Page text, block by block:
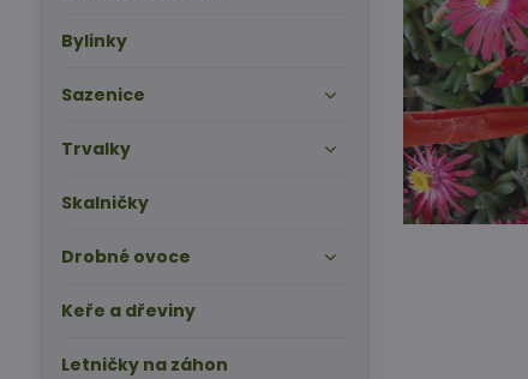
Bylinky
Sazenice
Trvalky
Skalničky
Drobné ovoce
Keře a dřeviny
Letničky na záhon